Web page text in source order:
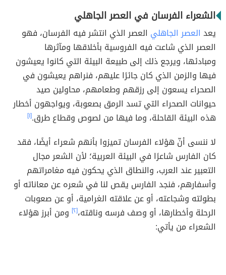
الشعراء الفرسان في العصر الجاهلي
يعد العصر الجاهلي العصر الذي انتشر فيه الفرسان، فهو
العصر الذي شاعت فيه الفروسية بأخلاقها ومآثرها
ومبادئها، ويرجع ذلك إلى طبيعة البيئة التي كانوا يعيشون
فيها والزمن الذي كان جائرًا عليهم، فنراهم يعيشون في
الصحراء يسعون إلى رزقهم وطعامهم، محاولين صيد
حيوانات الصحراء التي تسد الرمق بصعوبة، ويواجهون أخطار
هذه البيئة القاحلة، وما فيها من لصوص وقطاع طرق.[١]
لا ننسى أنّ هؤلاء الفرسان تميزوا بأنهم شعراء أيضًا، فقد
كان الفارس شاعرًا في البيئة العربية؛ لأن الشعر مجال
التعبير عند العرب، والنطاق الذي يحكون فيه مغامراتهم
وأسفارهم، فنجد الفارس يقص لنا في شعره عن معاناته أو
بطولته وشجاعته، أو عن علاقته الغرامية، أو عن صعوبات
الرحلة وأخطارها، أو وصف فرسه وناقته،[٢]
ومن أبرز هؤلاء
الشعراء من يأتي: